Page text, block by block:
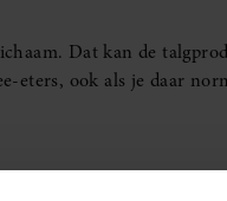
Dat kan de
eters, ook als je daar